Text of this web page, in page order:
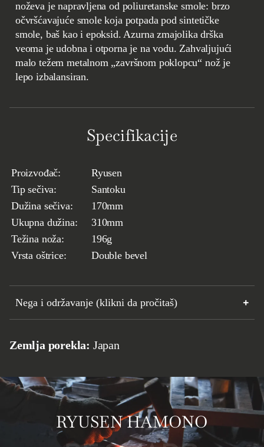
noževa je napravljena od poliuretanske smole: brzo
očvršćavajuće smole koja potpada pod sintetičke
smole, baš kao i epoksid. Azurna zmajolika drška
veoma je udobna i otporna je na vodu. Zahvaljujući
malo težem metalnom „završnom poklopcu“ nož je
lepo izbalansiran.
Specifikacije
Proizvođač:
Ryusen
Tip sečiva:
Santoku
Dužina sečiva:
170mm
Ukupna dužina:
310mm
Težina noža:
196g
Vrsta oštrice:
Double bevel
Čelik:
VG10W
Tvrdoća HRC:
61±1
Nega i održavanje (klikni da pročitaš)
Zemlja porekla: Japan
RYUSEN HAMONO